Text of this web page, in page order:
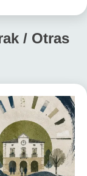
/ Otras